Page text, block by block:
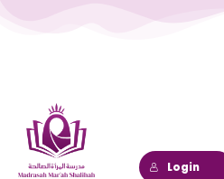
Login